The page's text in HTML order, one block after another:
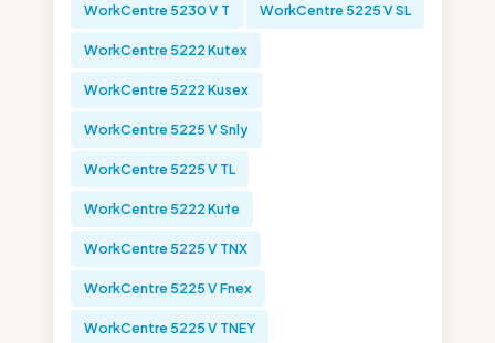
WorkCentre 5230 V T WorkCentre 5225 V SL
WorkCentre 5222 Kutex
WorkCentre 5222 Kusex
WorkCentre 5225 V Snly
WorkCentre 5225 V TL
WorkCentre 5222 Kufe
WorkCentre 5225 V TNX
WorkCentre 5225 V Fnex
WorkCentre 5225 V TNEY